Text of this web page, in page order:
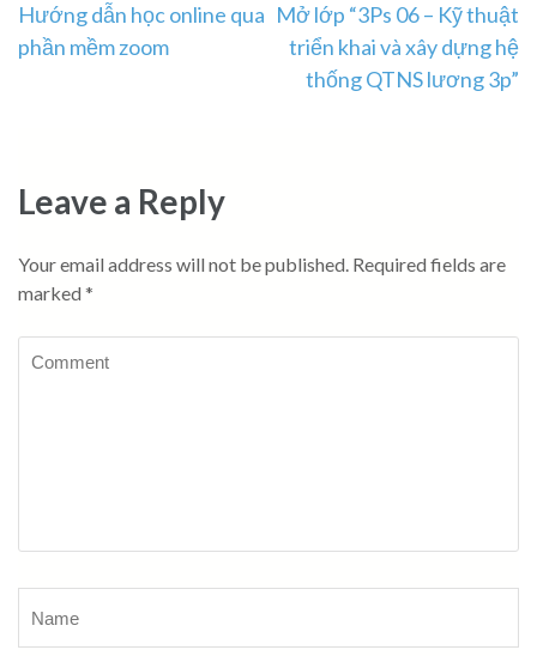
Post
navigation
Hướng dẫn học online qua
phần mềm zoom
Mở lớp “3Ps 06 – Kỹ thuật
triển khai và xây dựng hệ
thống QTNS lương 3p”
Leave a Reply
Your email address will not be published. Required fields are
marked *